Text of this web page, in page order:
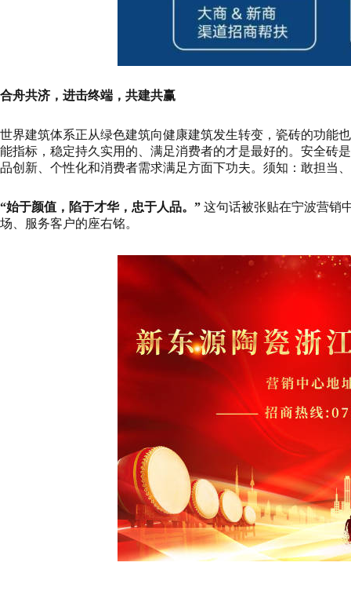
合舟共济，进击终端，共建共赢
世界建筑体系正从绿色建筑向健康建筑发生转变，瓷砖的功能
能指标，稳定持久实用的、满足消费者的才是最好的。安全砖
品创新、个性化和消费者需求满足方面下功夫。须知：敢担当
“始于颜值，陷于才华，忠于人品。” 这句话被张贴在宁波营销
场、服务客户的座右铭。